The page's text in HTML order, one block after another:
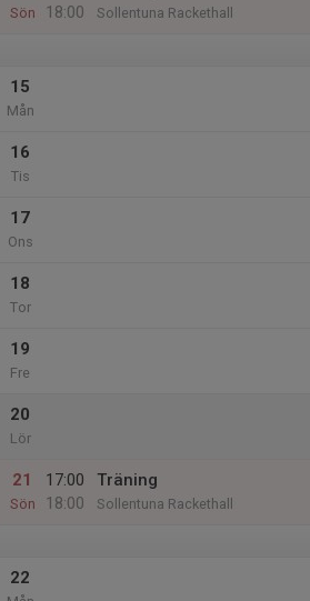
Sön
18:00
Sollentuna Rackethall
15
Mån
16
Tis
17
Ons
18
Tor
19
Fre
20
Lör
21
Sön
17:00
18:00
Träning
Sollentuna Rackethall
22